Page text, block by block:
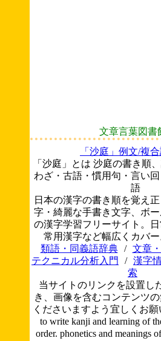
文章言葉図書
「沙庭」例文/複
「沙庭」とは 沙庭の書き順
わざ・古語・慣用句・言い
語
日本の漢字の書き順を覚え
字・綺麗な手書き文字、ボ
の漢字学習フリーサイト。
常用漢字など幅広くカバ
類語・同義語辞典
/ 文章
テクニカル分析入門
/ 漢字
索
当サイトのリンクを設置し
き、画像を含むコンテンツ
くださいますよう宜しくお願
to write kanji and learning of
order. phonetics and meanings